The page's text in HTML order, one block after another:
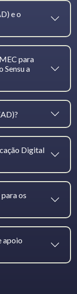
e o
para
Sensu a
Digital
os
apoio